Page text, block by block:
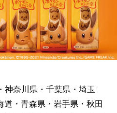
神奈川県・千葉県・埼玉
・青森県・岩手県・秋田